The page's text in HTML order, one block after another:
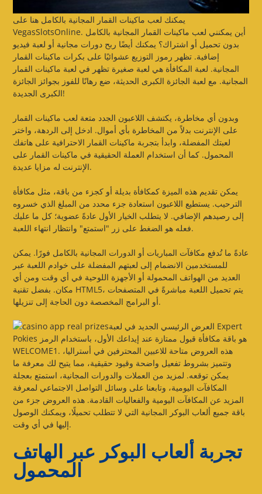
يمكنك لعب ماكينات القمار المجانية بالكامل هنا على
VegasSlotsOnline. أين يمكنني لعب ماكينات القمار المجانية بالكامل
بدون تحميل أو اشتراك؟ يمكنك أيضًا ربح دورات مجانية أو لعبة فيديو
إضافية. تظهر رموز التوزيع عشوائيًا على بكرات ماكينات القمار
المجانية. لعبة المكافأة هي لعبة صغيرة تظهر في لعبة ماكينات القمار
المجانية. مع لعبة الجائزة الكبرى الحديثة، ضع رهانًا للفوز بجوائز الجائزة
الكبرى الجديدة!
وبدون أي مخاطرة، يكتشف اللاعبون الجدد متعة لعب ماكينات القمار
على الإنترنت بدلاً من المخاطرة بأي أموال. ادخل إلى الردهة، واختر
لعبتك المفضلة، وابدأ بتجربة ماكينات القمار الاحترافية على هاتفك
المحمول. كما أن استخدام العملة الحقيقية في ماكينات القمار على
الإنترنت له مزايا عديدة.
يمكن تقديم هذه الميزة كمكافأة بديلة أو كجزء من باقة، مثل مكافأة
الترحيب. يستطيع اللاعبون استعادة جزء محدد من المبلغ الذي خسروه
إلى رصيدهم الإضافي. لا يتطلب الخيار الأول عادةً عضوية؛ كل ما عليك
فعله هو الضغط على زر "استمتع" وانتظار انتهاء اللعبة.
عادةً ما تُدفع مكافآت المباريات أو الدورات المجانية بالكامل فورًا. يمكن
للمستخدمين الانضمام إلى لعبتهم المفضلة على خوادم اللعبة عبر
العديد من الهواتف المحمولة أو الأجهزة اللوحية في أي وقت ومن أي
مكان. بفضل تقنية HTML5، يتم تحميل اللعبة مباشرةً في المتصفحات
أو البرامج المخصصة دون الحاجة إلى تنزيلها.
العرض الرئيسي الجديد في لعبة Expert
Pokies هو باقة مكافأة قبول ممتازة عند إيداعك الأول، باستخدام الرمز
WELCOME1. هذه العروض متاحة للاعبين المحترفين في أستراليا،
وتتميز بشروط تفعيل واضحة وقيود حقيقية، مما يتيح لك معرفة ما
يمكن توقعه. لمزيد من العملات والدورات المجانية، استمتع بعجلة
المكافآت اليومية، وتابعنا على وسائل التواصل الاجتماعي لمعرفة
المزيد عن المكافآت اليومية والفعاليات القادمة. هذه العروض جزء من
باقة جميع ألعاب البوكر المجانية التي لا تتطلب تحميلًا، ويمكنك الوصول
إليها في أي وقت.
تجربة ألعاب البوكر عبر الهاتف
المحمول